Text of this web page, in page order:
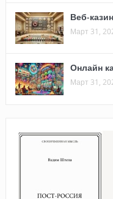
Веб-
Март 31,
Онлайн
Март 31,